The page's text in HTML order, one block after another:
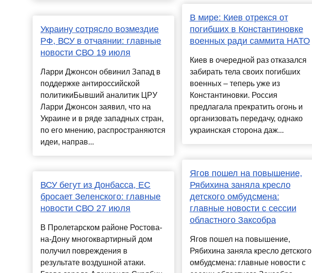
Украину сотрясло возмездие
РФ, ВСУ в отчаянии: главные
новости СВО 19 июля
Ларри Джонсон обвинил Запад в
поддержке антироссийской
политикиБывший аналитик ЦРУ
Ларри Джонсон заявил, что на
Украине и в ряде западных стран,
по его мнению, распространяются
идеи, направ...
ВСУ бегут из Донбасса, ЕС
бросает Зеленского: главные
новости СВО 27 июля
В Пролетарском районе Ростова-
на-Дону многоквартирный дом
получил повреждения в
результате воздушной атаки.
В мире: Киев отрекся от
погибших в Константиновке
военных ради саммита НАТО
Киев в очередной раз отказался
забирать тела своих погибших
военных – теперь уже из
Константиновки. Россия
предлагала прекратить огонь и
организовать передачу, однако
украинская сторона даж...
Ягов пошел на повышение,
Рябихина заняла кресло
детского омбудсмена:
главные новости с сессии
областного Заксобра
Ягов пошел на повышение,
Рябихина заняла кресло детского
омбудсмена: главные новости с